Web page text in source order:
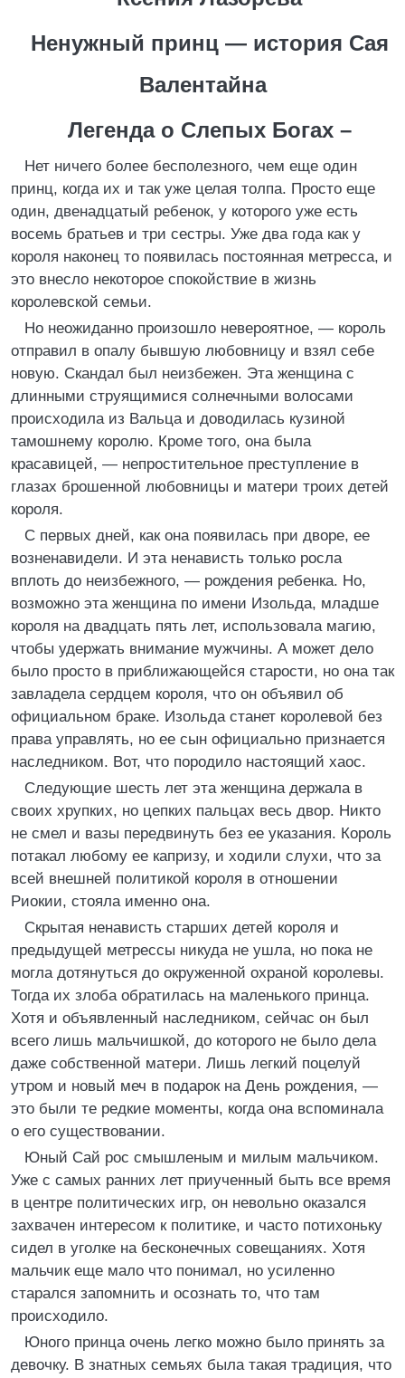
Ненужный принц — история Сая
Валентайна
Легенда о Слепых Богах –
Нет ничего более бесполезного, чем еще один
принц, когда их и так уже целая толпа. Просто еще
один, двенадцатый ребенок, у которого уже есть
восемь братьев и три сестры. Уже два года как у
короля наконец то появилась постоянная метресса, и
это внесло некоторое спокойствие в жизнь
королевской семьи.
Но неожиданно произошло невероятное, — король
отправил в опалу бывшую любовницу и взял себе
новую. Скандал был неизбежен. Эта женщина с
длинными струящимися солнечными волосами
происходила из Вальца и доводилась кузиной
тамошнему королю. Кроме того, она была
красавицей, — непростительное преступление в
глазах брошенной любовницы и матери троих детей
короля.
С первых дней, как она появилась при дворе, ее
возненавидели. И эта ненависть только росла
вплоть до неизбежного, — рождения ребенка. Но,
возможно эта женщина по имени Изольда, младше
короля на двадцать пять лет, использовала магию,
чтобы удержать внимание мужчины. А может дело
было просто в приближающейся старости, но она так
завладела сердцем короля, что он объявил об
официальном браке. Изольда станет королевой без
права управлять, но ее сын официально признается
наследником. Вот, что породило настоящий хаос.
Следующие шесть лет эта женщина держала в
своих хрупких, но цепких пальцах весь двор. Никто
не смел и вазы передвинуть без ее указания. Король
потакал любому ее капризу, и ходили слухи, что за
всей внешней политикой короля в отношении
Риокии, стояла именно она.
Скрытая ненависть старших детей короля и
предыдущей метрессы никуда не ушла, но пока не
могла дотянуться до окруженной охраной королевы.
Тогда их злоба обратилась на маленького принца.
Хотя и объявленный наследником, сейчас он был
всего лишь мальчишкой, до которого не было дела
даже собственной матери. Лишь легкий поцелуй
утром и новый меч в подарок на День рождения, —
это были те редкие моменты, когда она вспоминала
о его существовании.
Юный Сай рос смышленым и милым мальчиком.
Уже с самых ранних лет приученный быть все время
в центре политических игр, он невольно оказался
захвачен интересом к политике, и часто потихоньку
сидел в уголке на бесконечных совещаниях. Хотя
мальчик еще мало что понимал, но усиленно
старался запомнить и осознать то, что там
происходило.
Юного принца очень легко можно было принять за
девочку. В знатных семьях была такая традиция, что